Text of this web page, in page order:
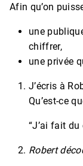
Afin qu’on
une
chiffrer,
une privée
J’écris à
Qu’est-ce
“J’ai fait du
Robert